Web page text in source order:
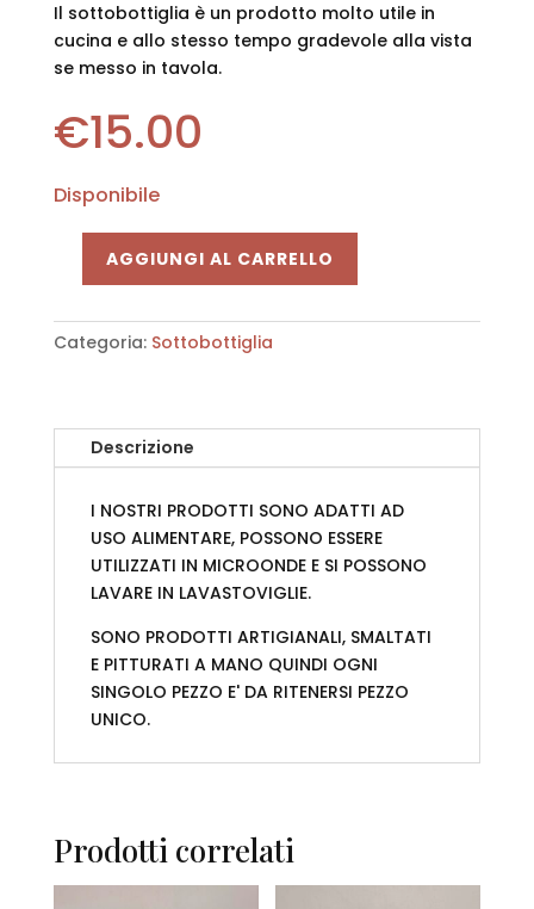
Il sottobottiglia è un prodotto molto utile in
cucina e allo stesso tempo gradevole alla vista
se messo in tavola.
€15.00
Disponibile
sottobottiglia
quantità
AGGIUNGI AL CARRELLO
Categoria: Sottobottiglia
Descrizione
I NOSTRI PRODOTTI SONO ADATTI AD
USO ALIMENTARE, POSSONO ESSERE
UTILIZZATI IN MICROONDE E SI POSSONO
LAVARE IN LAVASTOVIGLIE.
SONO PRODOTTI ARTIGIANALI, SMALTATI
E PITTURATI A MANO QUINDI OGNI
SINGOLO PEZZO E' DA RITENERSI PEZZO
UNICO.
Prodotti correlati